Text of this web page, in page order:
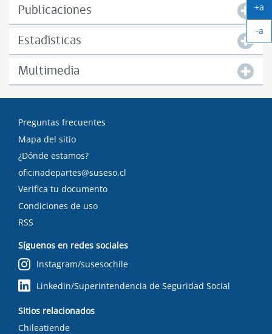
Publicaciones
Estadísticas
Multimedia
Preguntas frecuentes
Mapa del sitio
¿Dónde estamos?
oficinadepartes@suseso.cl
Verifica tu documento
Condiciones de uso
RSS
Síguenos en redes sociales
Instagram/susesochile
Linkedin/Superintendencia de Seguridad Social
Sitios relacionados
Chileatiende
+a
-a